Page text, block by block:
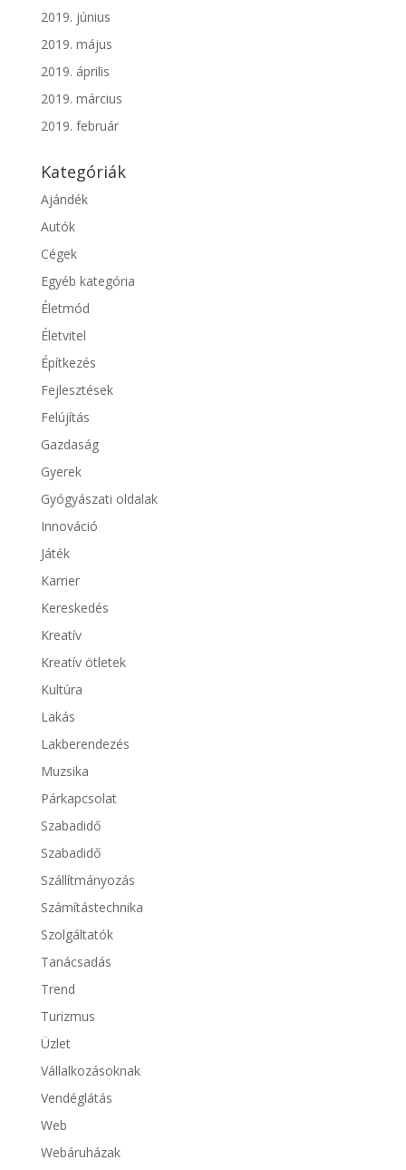
2019. június
2019. május
2019. április
2019. március
2019. február
Kategóriák
Ajándék
Autók
Cégek
Egyéb kategória
Életmód
Életvitel
Építkezés
Fejlesztések
Felújítás
Gazdaság
Gyerek
Gyógyászati oldalak
Innováció
Játék
Karrier
Kereskedés
Kreatív
Kreatív ötletek
Kultúra
Lakás
Lakberendezés
Muzsika
Párkapcsolat
Szabadidő
Szabadidő
Szállítmányozás
Számítástechnika
Szolgáltatók
Tanácsadás
Trend
Turizmus
Üzlet
Vállalkozásoknak
Vendéglátás
Web
Webáruházak